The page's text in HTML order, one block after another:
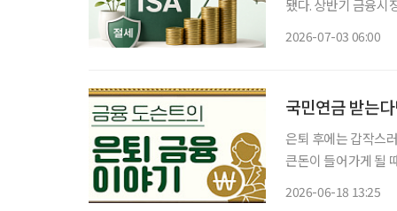
됐다. 상반기 금융시
2026-07-03 06:00
국민연금 받는
은퇴 후에는 갑작스
큰돈이 들어가게 될
2026-06-18 13:25